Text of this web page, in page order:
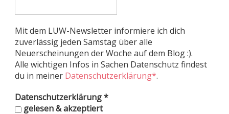
Mit dem LUW-Newsletter informiere ich dich
zuverlässig jeden Samstag über alle
Neuerscheinungen der Woche auf dem Blog :).
Alle wichtigen Infos in Sachen Datenschutz findest
du in meiner Datenschutzerklärung*.
Datenschutzerklärung*
gelesen & akzeptiert